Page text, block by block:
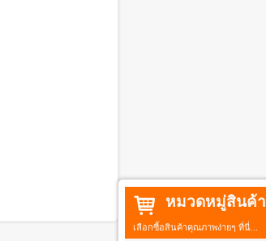
หมวดหมู่สินค้า
เลือกซื้อสินค้าคุณภาพง่ายๆ ที่นี่...